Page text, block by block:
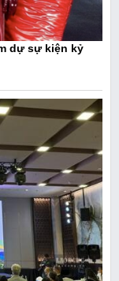
dự sự kiện kỷ